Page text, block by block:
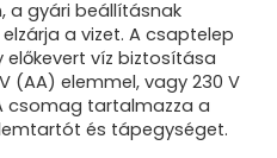
a gyári beállításnak
a vizet. A csaptelep
víz biztosítása
(AA) elemmel, vagy 230 V
csomag tartalmazza a
és tápegységet.